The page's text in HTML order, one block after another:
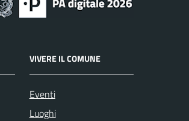
VIVERE IL COMUNE
Eventi
Luoghi